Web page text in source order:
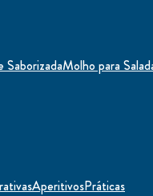
SaborizadaMolho para
AperitivosPráticas